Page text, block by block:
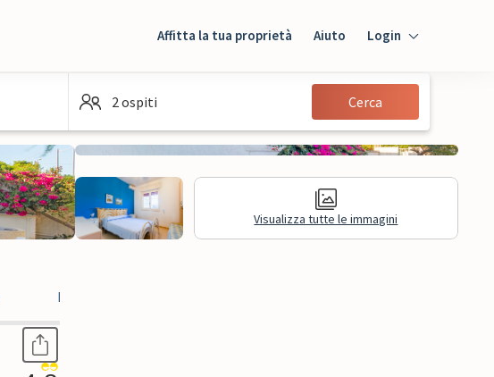
Affitta la tua proprietà Aiuto Login
Ospiti
2 ospiti Cerca
Visualizza tutte le immagini
Recensioni